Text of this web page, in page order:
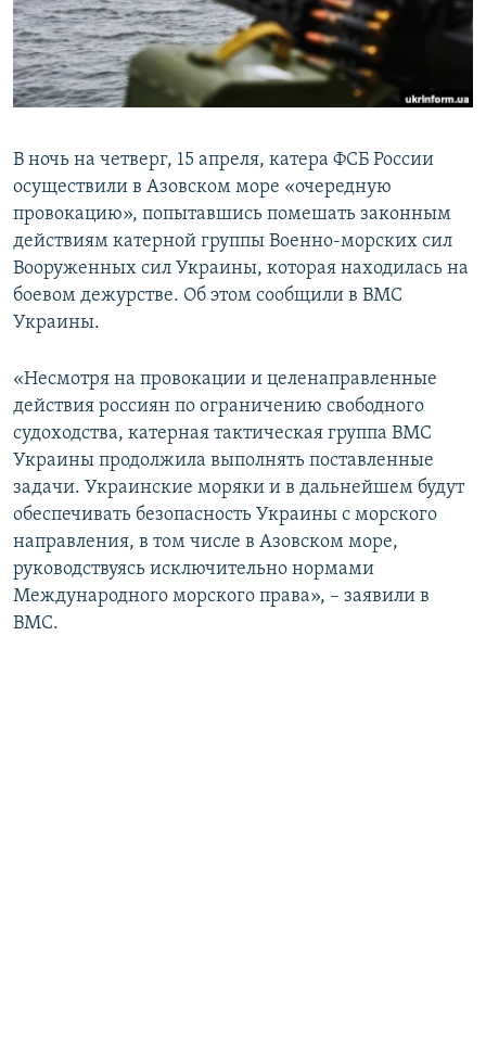
ПОБЕДИТЕЛЕЙ НЕ СУДЯТ?
КРЫМ.НЕПОКОРЕННЫЙ
ELIFBE
ПРИСОЕДИНЯЙТЕСЬ!
Все сайты RFE/RL
В ночь на четверг, 15 апреля, катера ФСБ России
осуществили в Азовском море «очередную
провокацию», попытавшись помешать законным
действиям катерной группы Военно-морских сил
Вооруженных сил Украины, которая находилась на
боевом дежурстве. Об этом сообщили в ВМС
Украины.
«Несмотря на провокации и целенаправленные
действия россиян по ограничению свободного
судоходства, катерная тактическая группа ВМС
Украины продолжила выполнять поставленные
задачи. Украинские моряки и в дальнейшем будут
обеспечивать безопасность Украины с морского
направления, в том числе в Азовском море,
руководствуясь исключительно нормами
Международного морского права», – заявили в
ВМС.